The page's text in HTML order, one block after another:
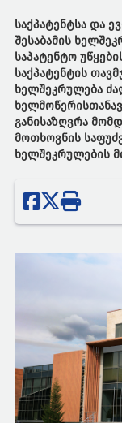
საქპატენტსა და
შესაბამის
საპატენტო
საქპატენტის
ხელშეკრულება
განისაზღვრა
მოთხოვნის
ხელშეკრულების